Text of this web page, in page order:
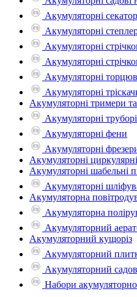
Акумуляторні
Акумуляторні
Акумуляторні
Акумуляторні
Акумуляторні
Акумуляторні
Акумуляторні тримери
Акумуляторні
Акумуляторні фени
Акумуляторні
Акумуляторні
Акумуляторні шабельні
Акумуляторні
Акумуляторна
Акумуляторна
Акумуляторний
Акумуляторний кущоріз
Акумуляторний
Акумуляторний
Набори